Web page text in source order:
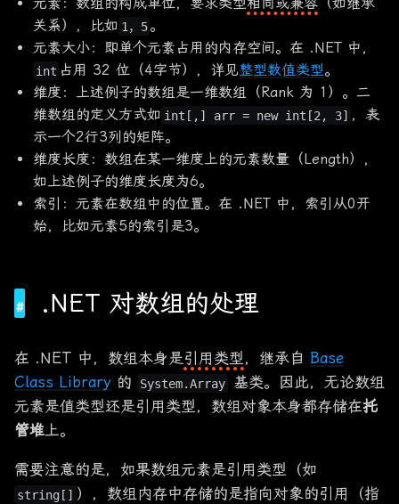
关系），比如 1，5 。
元素大小：即单个元素占用的内存空间。在 .NET 中，
int 占用 32 位（4字节），详见整型数值类型。
维度：上述例子的数组是一维数组（Rank 为 1）。二
维数组的定义方式如 int[,] arr = new int[2, 3] ，表
示一个2行3列的矩阵。
维度长度：数组在某一维度上的元素数量（Length），
如上述例子的维度长度为6。
索引：元素在数组中的位置。在 .NET 中，索引从0开
始，比如元素5的索引是3。
.NET 对数组的处理
在 .NET 中，数组本身是引用类型，继承自 Base
Class Library 的 System.Array
基类。因此，无论数组
元素是值类型还是引用类型，数组对象本身都存储在托
管堆上。
需要注意的是，如果数组元素是引用类型（如
string[] ），数组内存中存储的是指向对象的引用（指